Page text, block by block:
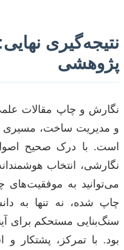
نتیجه‌گیری
پژوهشی
نگارش و چاپ مقالات
و مدیریت ساخت، مسیری
است. با درک صحیح اصول
نگارشی، انتخاب
می‌توانید به
چاپ شده، نه تنها به
سنگ‌بنایی مستحکم برای
بود. با تمرکز، پشتکار و